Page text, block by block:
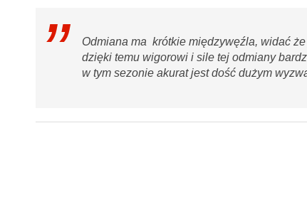
Odmiana ma krótkie międzywęźla, widać
dzięki temu wigorowi i sile tej odmiany
w tym sezonie akurat jest dość dużym